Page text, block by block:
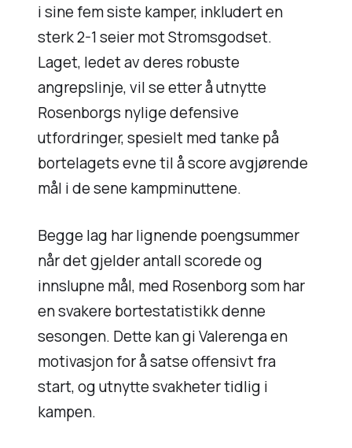
i sine fem siste kamper, inkludert en
sterk 2-1 seier mot Stromsgodset.
Laget, ledet av deres robuste
angrepslinje, vil se etter å utnytte
Rosenborgs nylige defensive
utfordringer, spesielt med tanke på
bortelagets evne til å score avgjørende
mål i de sene kampminuttene.
Begge lag har lignende poengsummer
når det gjelder antall scorede og
innslupne mål, med Rosenborg som har
en svakere bortestatistikk denne
sesongen. Dette kan gi Valerenga en
motivasjon for å satse offensivt fra
start, og utnytte svakheter tidlig i
kampen.